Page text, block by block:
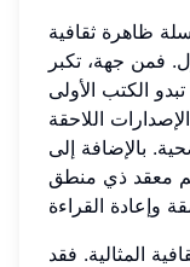
ظاهرة ثقافية
فمن جهة، تكبر
الكتب الأولى
اللاحقة
بالإضافة إلى
معقد ذي منطق
المثالية. فقد